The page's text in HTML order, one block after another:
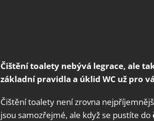
Čištění toalety nebývá legrace, ale
základní pravidla a úklid WC už pro
Čištění toalety není zrovna
jsou samozřejmé, ale když se pustíte do